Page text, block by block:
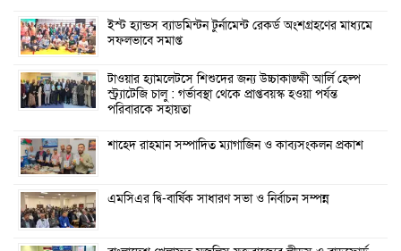
ইস্ট হ্যান্ডস ব্যাডমিন্টন টুর্নামেন্ট রেকর্ড অংশগ্রহণের মাধ্যমে
সফলভাবে সমাপ্ত
টাওয়ার হ্যামলেটসে শিশুদের জন্য উচ্চাকাঙ্ক্ষী আর্লি হেল্প
স্ট্র্যাটেজি চালু : গর্ভাবস্থা থেকে প্রাপ্তবয়স্ক হওয়া পর্যন্ত
পরিবারকে সহায়তা
শাহেদ রাহমান সম্পাদিত ম্যাগাজিন ও কাব্যসংকলন প্রকাশ
এমসিএর দ্বি-বার্ষিক সাধারণ সভা ও নির্বাচন সম্পন্ন